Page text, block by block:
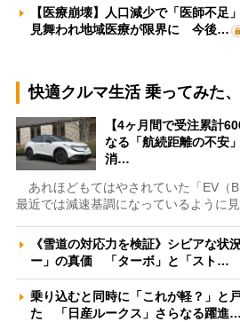
【医療崩壊】人口減少で「医師不足
見舞われ地域医療が限界に 今後…
快適クルマ生活 乗ってみた
【4ヶ月間で受注累計
なる「航続距離の不安
消…
あれほどもてはやされていた「EV（
最近では減速基調になっているように
《雪道の対応力を検証》シビアな状
ー」の真価 「ターボ」と「スト…
乗り込むと同時に「これが軽？」と
た 「日産ルークス」さらなる躍進…